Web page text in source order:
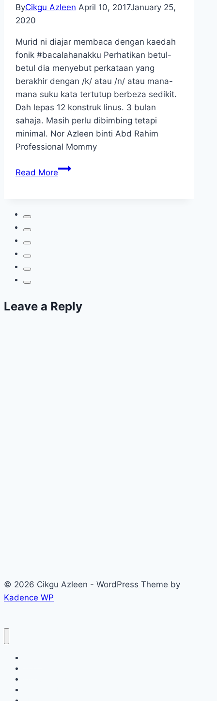
ByCikgu Azleen April 10, 2017January 25,
2020
Murid ni diajar membaca dengan kaedah
fonik #bacalahanakku Perhatikan betul-
betul dia menyebut perkataan yang
berakhir dengan /k/ atau /n/ atau mana-
mana suku kata tertutup berbeza sedikit.
Dah lepas 12 konstruk linus. 3 bulan
sahaja. Masih perlu dibimbing tetapi
minimal. Nor Azleen binti Abd Rahim
Professional Mommy
Read MoreTB:
Leave a Reply
© 2026 Cikgu Azleen - WordPress Theme by
Kadence WP